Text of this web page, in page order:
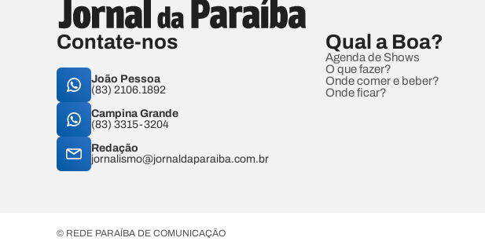
Contate-nos
João Pessoa
(83) 2106.1892
Campina Grande
(83) 3315-3204
Redação
jornalismo@jornaldaparaiba.com.br
Qual a Boa?
Agenda de Shows
O que fazer?
Onde comer e beber?
Onde ficar?
© REDE PARAÍBA DE COMUNICAÇÃO